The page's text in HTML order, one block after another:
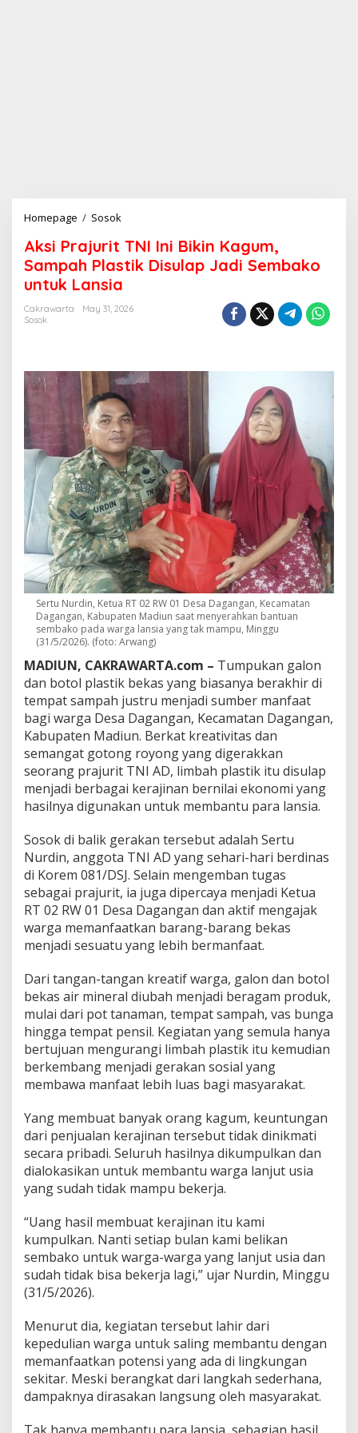
Homepage / Sosok
s
i
P
r
a
t
N
I
I
n
i
B
i
k
i
n
K
a
g
u
m
,
S
a
m
p
a
h
P
l
a
s
t
i
k
i
u
l
a
p
J
a
d
S
e
m
b
a
k
o
u
u
k
L
a
s
a
Aksi Prajurit TNI Ini Bikin Kagum,
Sampah Plastik Disulap Jadi Sembako
untuk Lansia
Cakrawarta
May 31, 2026
Sosok
Sertu Nurdin, Ketua RT 02 RW 01 Desa Dagangan, Kecamatan
Dagangan, Kabupaten Madiun saat menyerahkan bantuan
sembako pada warga lansia yang tak mampu, Minggu
(31/5/2026). (foto: Arwang)
MADIUN, CAKRAWARTA.com – Tumpukan galon
dan botol plastik bekas yang biasanya berakhir di
tempat sampah justru menjadi sumber manfaat
bagi warga Desa Dagangan, Kecamatan Dagangan,
Kabupaten Madiun. Berkat kreativitas dan
semangat gotong royong yang digerakkan
seorang prajurit TNI AD, limbah plastik itu disulap
menjadi berbagai kerajinan bernilai ekonomi yang
hasilnya digunakan untuk membantu para lansia.
Sosok di balik gerakan tersebut adalah Sertu
Nurdin, anggota TNI AD yang sehari-hari berdinas
di Korem 081/DSJ. Selain mengemban tugas
sebagai prajurit, ia juga dipercaya menjadi Ketua
RT 02 RW 01 Desa Dagangan dan aktif mengajak
warga memanfaatkan barang-barang bekas
menjadi sesuatu yang lebih bermanfaat.
Dari tangan-tangan kreatif warga, galon dan botol
bekas air mineral diubah menjadi beragam produk,
mulai dari pot tanaman, tempat sampah, vas bunga
hingga tempat pensil. Kegiatan yang semula hanya
bertujuan mengurangi limbah plastik itu kemudian
berkembang menjadi gerakan sosial yang
membawa manfaat lebih luas bagi masyarakat.
Yang membuat banyak orang kagum, keuntungan
dari penjualan kerajinan tersebut tidak dinikmati
secara pribadi. Seluruh hasilnya dikumpulkan dan
dialokasikan untuk membantu warga lanjut usia
yang sudah tidak mampu bekerja.
“Uang hasil membuat kerajinan itu kami
kumpulkan. Nanti setiap bulan kami belikan
sembako untuk warga-warga yang lanjut usia dan
sudah tidak bisa bekerja lagi,” ujar Nurdin, Minggu
(31/5/2026).
Menurut dia, kegiatan tersebut lahir dari
kepedulian warga untuk saling membantu dengan
memanfaatkan potensi yang ada di lingkungan
sekitar. Meski berangkat dari langkah sederhana,
dampaknya dirasakan langsung oleh masyarakat.
Tak hanya membantu para lansia, sebagian hasil